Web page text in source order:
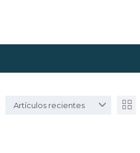
Artículos recientes